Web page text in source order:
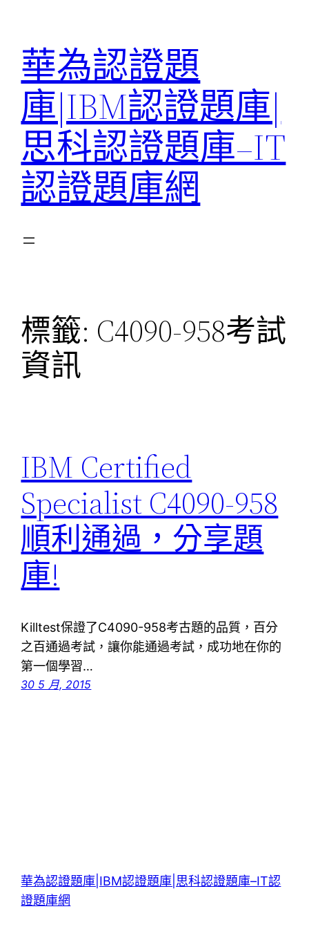
華為認證題
庫|IBM認證題庫|
思科認證題庫–IT
認證題庫網
標籤: C4090-958考試
資訊
IBM Certified
Specialist C4090-958
順利通過，分享題
庫!
Killtest保證了C4090-958考古題的品質，百分
之百通過考試，讓你能通過考試，成功地在你的
第一個學習…
30 5 月, 2015
華為認證題庫|IBM認證題庫|思科認證題庫–IT認
證題庫網